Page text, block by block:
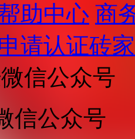
助中心 商
请认证砖家
信公众号